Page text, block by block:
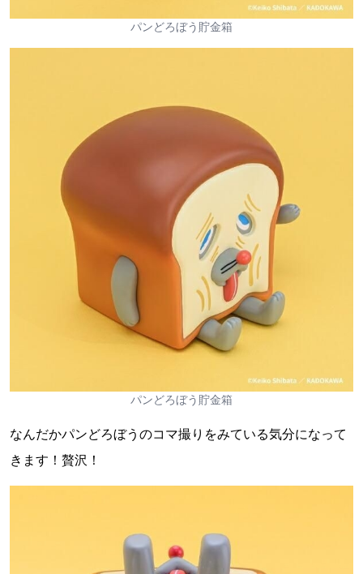
パンどろぼう貯金箱
パンどろぼう貯金箱
なんだかパンどろぼうのコマ撮りをみている気分になって
きます！贅沢！